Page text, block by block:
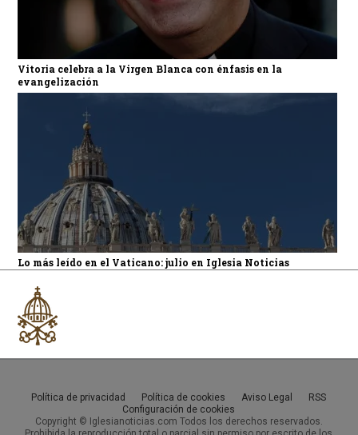
Vitoria celebra a la Virgen Blanca con énfasis en la
evangelización
Lo más leído en el Vaticano: julio en Iglesia Noticias
Política de privacidad Política de cookies Aviso Legal
RSS
Configuración de cookies
Copyright © Iglesianoticias.com Todos los derechos reservados.